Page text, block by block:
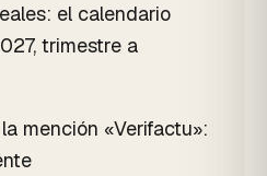
el calendario
trimestre a
mención «Verifactu»: